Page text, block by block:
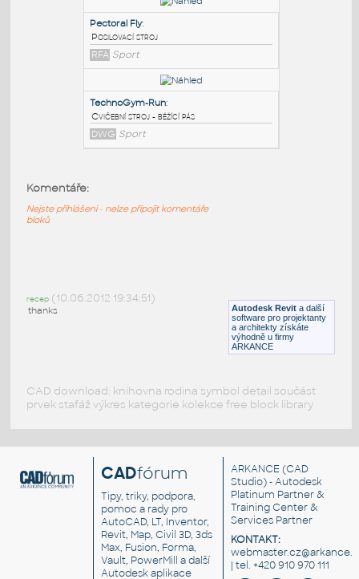
16 posilovacích strojů
DWG Sport
Seated Row:
Posilovací stroj
RFA Sport
RFA Sport
Sport Autodesk Revit a další
software pro projektanty
a architekty získáte
výhodně u firmy
ARKANCE
Komentáře:
Nejste přihlášeni - nelze připojit komentáře
bloků
recep (10.06.2012 19:34:51)
thanks
CAD download: knihovna rodina symbol detail součást
prvek stafáž výkres kategorie kolekce free block library
CADfórum
Tipy, triky, podpora,
pomoc a rady pro
AutoCAD, LT, Inventor,
Revit, Map, Civil 3D, 3ds
Max, Fusion, Forma,
Vault, PowerMill a další
Autodesk aplikace
ARKANCE (CAD
Studio) - Autodesk
Platinum Partner &
Training Center &
Services Partner
KONTAKT:
| tel. +420 910 970 111